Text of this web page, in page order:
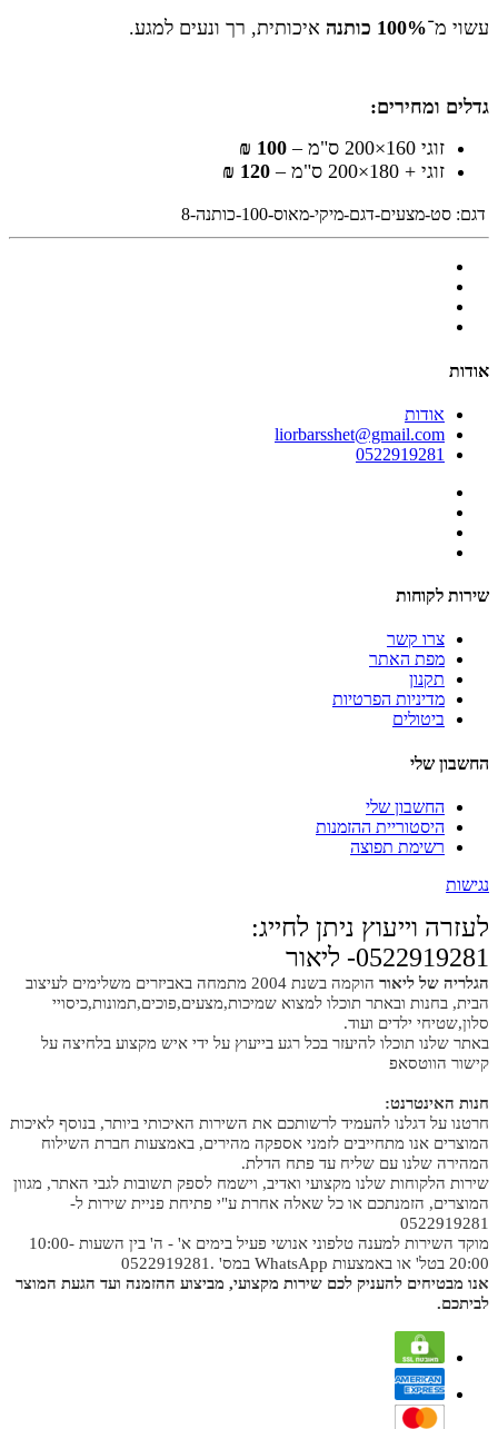
עשוי מ־100% כותנה איכותית, רך ונעים למגע.
גדלים ומחירים:
זוגי 160×200 ס"מ –
100 ₪
זוגי + 180×200 ס"מ –
120 ₪
דגם: סט-מצעים-דגם-מיקי-מאוס-100-כותנה-8
אודות
אודות
liorbarsshet@gmail.com
0522919281
שירות לקוחות
צרו קשר
מפת האתר
תקנון
מדיניות הפרטיות
ביטולים
החשבון שלי
החשבון שלי
היסטוריית ההזמנות
רשימת תפוצה
נגישות
לעזרה וייעוץ ניתן לחייג:
0522919281- ליאור
הגלריה של ליאור
הוקמה בשנת 2004 מתמחה באביזרים משלימים לעיצוב
הבית, בחנות ובאתר תוכלו למצוא שמיכות,מצעים,פוכים,תמונות,כיסויי
סלון,שטיחי ילדים ועוד.
באתר שלנו תוכלו להיעזר בכל רגע בייעוץ על ידי איש מקצוע בלחיצה על
קישור הווטסאפ
חנות האינטרנט:
חרטנו על דגלנו להעמיד לרשותכם את השירות האיכותי ביותר, בנוסף לאיכות
המוצרים אנו מתחייבים לזמני אספקה מהירים, באמצעות חברת השילוח
המהירה שלנו עם שליח עד פתח הדלת.
שירות הלקוחות שלנו מקצועי ואדיב, וישמח לספק תשובות לגבי האתר, מגוון
המוצרים, הזמנתכם או כל שאלה אחרת ע"י פתיחת פניית שירות ל-
0522919281
מוקד השירות למענה טלפוני אנושי פעיל בימים א' - ה' בין השעות 10:00-
20:00 בטל' או באמצעות WhatsApp במס' .0522919281
אנו מבטיחים להעניק לכם שירות מקצועי, מביצוע ההזמנה ועד הגעת המוצר
לביתכם.